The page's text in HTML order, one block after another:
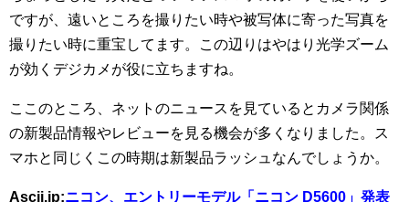
ですが、遠いところを撮りたい時や被写体に寄った写真を
撮りたい時に重宝してます。この辺りはやはり光学ズーム
が効くデジカメが役に立ちますね。
ここのところ、ネットのニュースを見ているとカメラ関係
の新製品情報やレビューを見る機会が多くなりました。ス
マホと同じくこの時期は新製品ラッシュなんでしょうか。
Ascii.jp:ニコン、エントリーモデル「ニコン D5600」発表